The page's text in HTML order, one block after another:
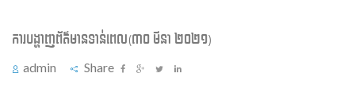
ការបង្ហាញព័ត៌មានទាន់ពេល(៣០ មីនា ២០២១)
admin
Share